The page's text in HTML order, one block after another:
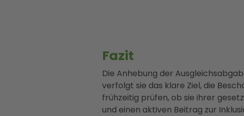
Fazit
Die Anhebung der
verfolgt sie das klare Ziel, die
frühzeitig prüfen, ob sie ihrer
und einen aktiven Beitrag zur